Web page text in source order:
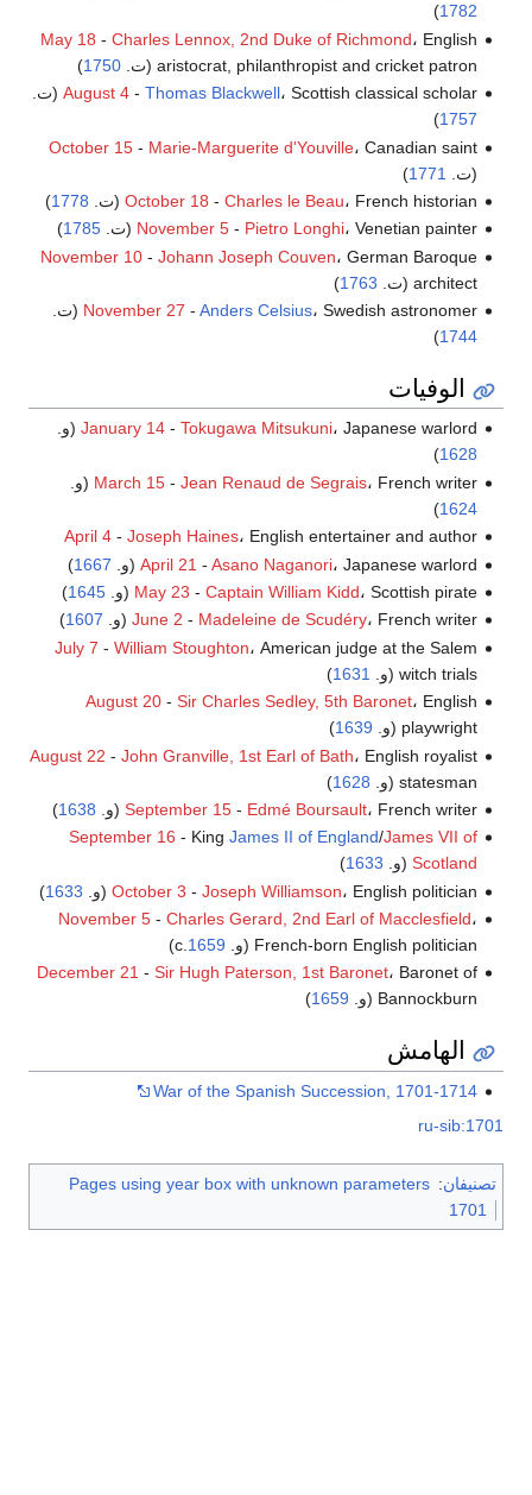
1782
)
May 18 - Charles Lennox, 2nd Duke of Richmond، English
aristocrat, philanthropist and cricket patron (ت.
1750
)
August 4- Thomas Blackwell، Scottish classical scholar (ت.
1757
)
October 15- Marie-Marguerite d'Youville، Canadian saint
(ت.
1771
)
October 18 - Charles le Beau، French historian (ت. 1778
)
November 5- Pietro Longhi، Venetian painter (ت. 1785
)
November 10- Johann Joseph Couven، German Baroque
architect (ت.
1763
)
November 27 - Anders Celsius، Swedish astronomer (ت.
1744
)
الوفيات
January 14- Tokugawa Mitsukuni، Japanese warlord (و.
1628
)
March 15- Jean Renaud de Segrais، French writer (و.
1624
)
April 4- Joseph Haines، English entertainer and author
April 21 - Asano Naganori، Japanese warlord (و. 1667
)
May 23 - Captain William Kidd، Scottish pirate (و. 1645
)
June 2 - Madeleine de Scudéry، French writer (و. 1607
)
July 7 - William Stoughton، American judge at the Salem
witch trials (و.
1631
)
August 20- Sir Charles Sedley, 5th Baronet، English
playwright (و.
1639
)
August 22 - John Granville, 1st Earl of Bath، English royalist
statesman (و.
1628
)
September 15- Edmé Boursault، French writer (و. 1638
)
September 16 - King James II of England/James VII of
Scotland (و. 1633
)
October 3 - Joseph Williamson، English politician (و. 1633
)
November 5- Charles Gerard, 2nd Earl of Macclesfield،
French-born English politician (و. c.
1659
)
December 21 - Sir Hugh Paterson, 1st Baronet، Baronet of
Bannockburn (و.
1659
)
الهامش
War of the Spanish Succession, 1701-1714
ru-sib:1701
تصنيفان:
Pages using year box with unknown parameters
1701